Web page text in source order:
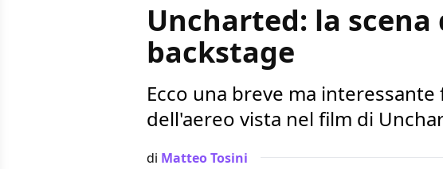
Uncharted: la
backstage
Ecco una breve ma
dell'aereo vista nel film di
di Matteo Tosini